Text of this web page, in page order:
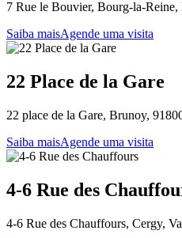
7 Rue le Bouvier, Bourg-la-
Saiba maisAgende uma visita
22 Place de la Gare
22 place de la Gare, Brunoy,
Saiba maisAgende uma visita
4-6 Rue des
4-6 Rue des Chauffours, Cergy,